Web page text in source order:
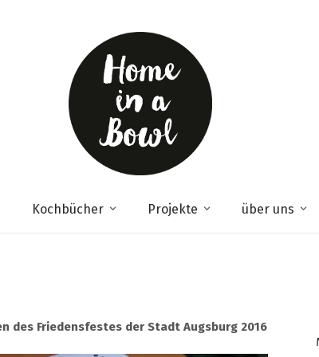
Kochbücher Projekte über uns
des Friedensfestes der Stadt Augsburg 2016